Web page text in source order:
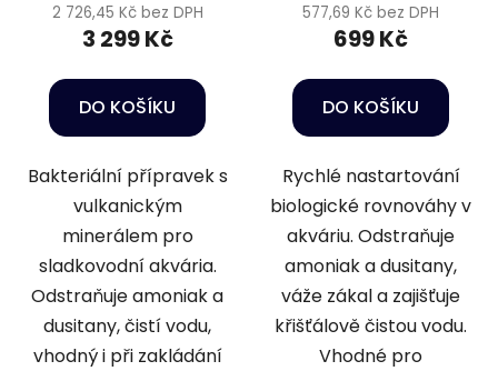
2 726,45 Kč bez DPH
3 299 Kč
DO KOŠÍKU
Bakteriální přípravek s
vulkanickým
minerálem pro
sladkovodní akvária.
Odstraňuje amoniak a
dusitany, čistí vodu,
vhodný i při zakládání
577,69 Kč bez DPH
699 Kč
DO KOŠÍKU
Rychlé nastartování
biologické rovnováhy v
akváriu. Odstraňuje
amoniak a dusitany,
váže zákal a zajišťuje
křišťálově čistou vodu.
Vhodné pro